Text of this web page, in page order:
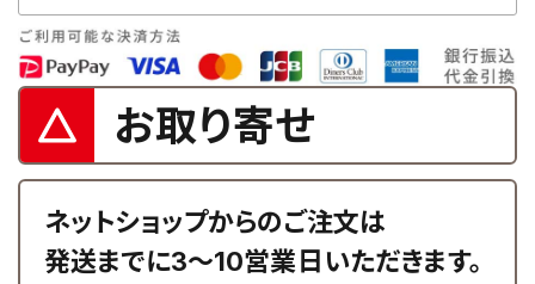
お取り寄せ
ネットショップからのご注文は
発送までに3～10営業日いただきます。